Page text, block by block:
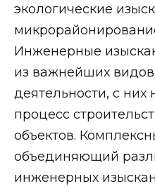
экологические
Инженерные
из важнейших видов
деятельности, с
процесс
объектов.
объединяющий
инженерных